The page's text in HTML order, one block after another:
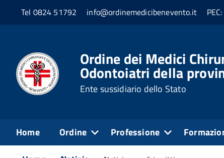
Tel 0824 51792 info@ordinemedicibenevento.it
Ordine dei Medici
Odontoiatri della
Ente sussidiario dello Stato
Home Ordine Professione